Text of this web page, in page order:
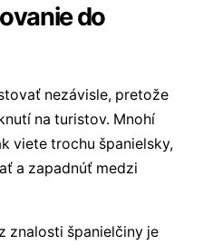
do
nezávisle, pretože
na turistov. Mnohí
viete trochu španielsky,
a zapadnúť medzi
znalosti španielčiny je